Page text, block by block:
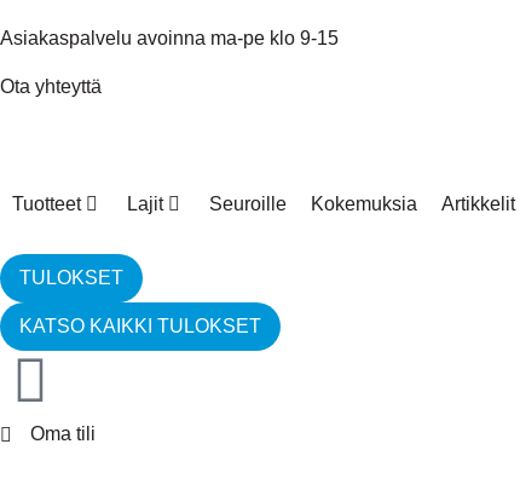
Asiakaspalvelu avoinna ma-pe klo 9-15
Ota yhteyttä
Tuotteet Lajit Seuroille Kokemuksia Artikkelit
TULOKSET
KATSO KAIKKI TULOKSET
Oma tili